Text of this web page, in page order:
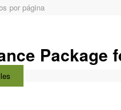
por página
Package